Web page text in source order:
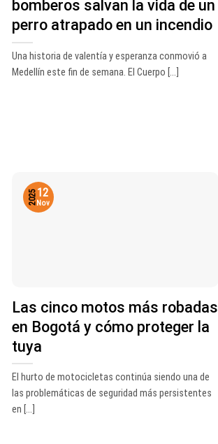
bomberos salvan la vida de un
perro atrapado en un incendio
Una historia de valentía y esperanza conmovió a
Medellín este fin de semana. El Cuerpo [...]
Las cinco motos más robadas
en Bogotá y cómo proteger la
tuya
El hurto de motocicletas continúa siendo una de
las problemáticas de seguridad más persistentes
en [...]
12
Nov
2025